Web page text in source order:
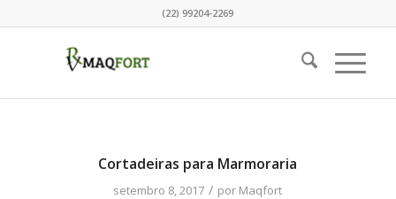
(22) 99204-2269
Cortadeiras para Marmoraria
setembro 8, 2017 / por Maqfort